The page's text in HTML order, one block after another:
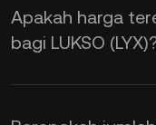
Kalkulator
kadar
masa nyata.
Apakah harga
bagi LUKSO